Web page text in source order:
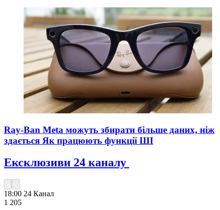
Ray-Ban Meta можуть збирати більше даних, ніж
здається Як працюють функції ШІ
Ексклюзиви 24 каналу
18:00 24 Канал
1 205